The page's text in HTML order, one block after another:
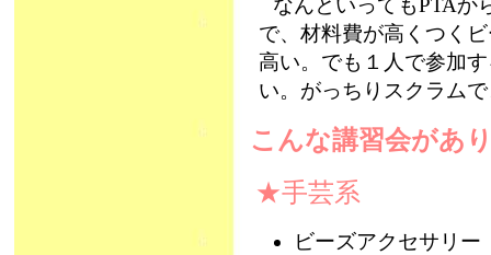
なんといってもPTAか
で、材料費が高くつく
高い。でも１人で参加
い。がっちりスクラム
こんな講習会があ
★手芸系
ビーズアクセサリー